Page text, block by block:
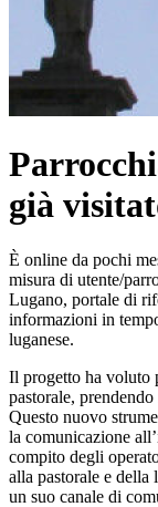
già
È online da pochi
misura di utente/
Lugano, portale di
informazioni in
luganese.
Il progetto ha voluto
pastorale,
Questo nuovo
la comunicazione
compito degli
alla pastorale e
un suo canale di